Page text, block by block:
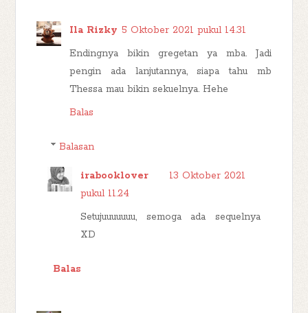
Ila Rizky 5 Oktober 2021 pukul 14.31
Endingnya bikin gregetan ya mba. Jadi
pengin ada lanjutannya, siapa tahu mb
Thessa mau bikin sekuelnya. Hehe
Balas
Balasan
irabooklover
13 Oktober 2021
pukul 11.24
Setujuuuuuuu, semoga ada sequelnya
XD
Balas